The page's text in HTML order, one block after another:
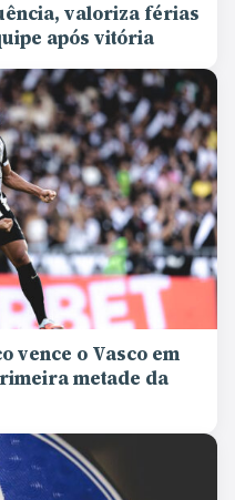
valoriza férias
após vitória
vence o Vasco em
metade da